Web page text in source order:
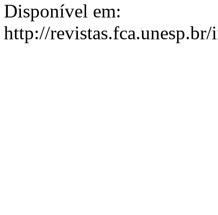
Disponível em:
http://